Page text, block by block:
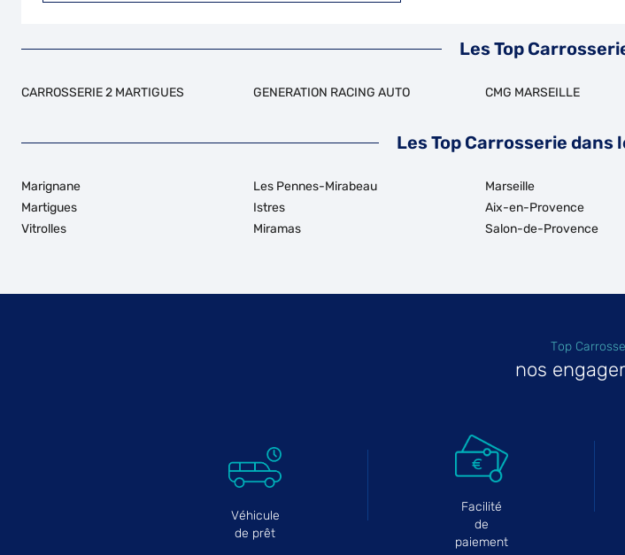
Les Top
CARROSSERIE 2 MARTIGUES GENERATION RACING AUTO CMG MARSEILLE
Les Top Carrosserie dans
Marignane
Martigues
Vitrolles
Les Pennes-Mirabeau
Istres
Miramas
Marseille
Aix-en-Provence
Salon-de-Provence
Top
nos
Véhicule
de prêt
Facilité
de
paiement